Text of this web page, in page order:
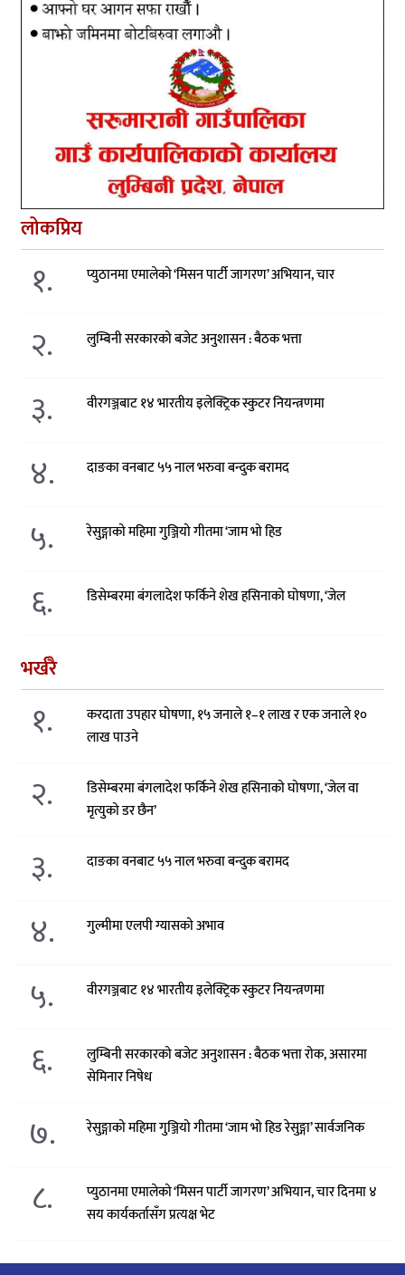
लोकप्रिय
१. प्युठानमा एमालेको ‘मिसन पार्टी जागरण’ अभियान, चार
२. लुम्बिनी सरकारको बजेट अनुशासन : बैठक भत्ता
३. वीरगञ्जबाट १४ भारतीय इलेक्ट्रिक स्कुटर नियन्त्रणमा
४. दाङका वनबाट ५५ नाल भरुवा बन्दुक बरामद
५. रेसुङ्गाको महिमा गुञ्जियो गीतमा ‘जाम भो हिड
६. डिसेम्बरमा बंगलादेश फर्किने शेख हसिनाको घोषणा, ‘जेल
भर्खरै
१.
करदाता उपहार घोषणा, १५ जनाले १–१ लाख र एक जनाले १०
लाख पाउने
२.
डिसेम्बरमा बंगलादेश फर्किने शेख हसिनाको घोषणा, ‘जेल वा
मृत्युको डर छैन’
३. दाङका वनबाट ५५ नाल भरुवा बन्दुक बरामद
४. गुल्मीमा एलपी ग्यासको अभाव
५. वीरगञ्जबाट १४ भारतीय इलेक्ट्रिक स्कुटर नियन्त्रणमा
६.
लुम्बिनी सरकारको बजेट अनुशासन : बैठक भत्ता रोक, असारमा
सेमिनार निषेध
७. रेसुङ्गाको महिमा गुञ्जियो गीतमा ‘जाम भो हिड रेसुङ्गा’ सार्वजनिक
८.
प्युठानमा एमालेको ‘मिसन पार्टी जागरण’ अभियान, चार दिनमा ४
सय कार्यकर्तासँग प्रत्यक्ष भेट